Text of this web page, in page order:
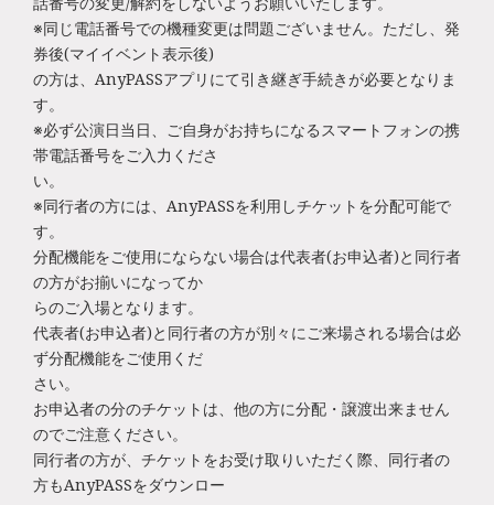
※同じ電話番号での機種変更は問題ございません。ただし、発
券後(マイイベント表示後)
の方は、AnyPASSアプリにて引き継ぎ手続きが必要となりま
す。
※必ず公演日当日、ご自身がお持ちになるスマートフォンの携
帯電話番号をご入力くださ
い。
※同行者の方には、AnyPASSを利用しチケットを分配可能で
す。
分配機能をご使用にならない場合は代表者(お申込者)と同行者
の方がお揃いになってか
らのご入場となります。
代表者(お申込者)と同行者の方が別々にご来場される場合は必
ず分配機能をご使用くだ
さい。
お申込者の分のチケットは、他の方に分配・譲渡出来ません
のでご注意ください。
同行者の方が、チケットをお受け取りいただく際、同行者の
方もAnyPASSをダウンロー